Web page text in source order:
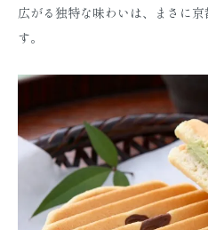
広がる独特な味わいは、まさに
す。